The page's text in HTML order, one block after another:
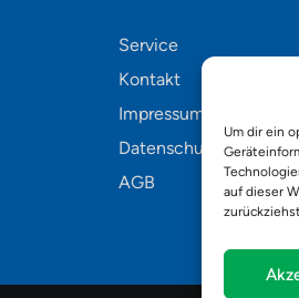
Um dir ein
auf dieser
Service
Kontakt
Impressum
Datenschutz
AGB